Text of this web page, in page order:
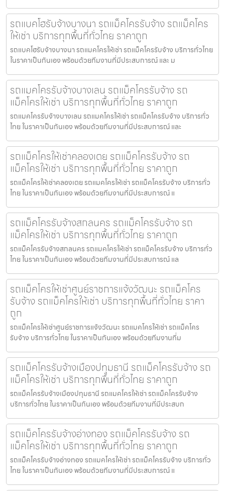
รถแบคโฮรับจ้างบางนา รถแม็คโครรับจ้าง รถแม็คโคร
ให้เช่า บริการทุกพื้นที่ทั่วไทย ราคาถูก
รถแบคโฮรับจ้างบางนา รถแมคโครให้เช่า รถแม็คโครรับจ้าง บริการทั่วไทย
ในราคาเป็นกันเอง พร้อมด้วยทีมงานที่มีประสบการณ์ และ ม
รถแมคโครรับจ้างบางเลน รถแม็คโครรับจ้าง รถ
แม็คโครให้เช่า บริการทุกพื้นที่ทั่วไทย ราคาถูก
รถแมคโครรับจ้างบางเลน รถแมคโครให้เช่า รถแม็คโครรับจ้าง บริการทั่ว
ไทย ในราคาเป็นกันเอง พร้อมด้วยทีมงานที่มีประสบการณ์ และ
รถแม็คโครให้เช่าคลองเตย รถแม็คโครรับจ้าง รถ
แม็คโครให้เช่า บริการทุกพื้นที่ทั่วไทย ราคาถูก
รถแม็คโครให้เช่าคลองเตย รถแมคโครให้เช่า รถแม็คโครรับจ้าง บริการทั่ว
ไทย ในราคาเป็นกันเอง พร้อมด้วยทีมงานที่มีประสบการณ์ แ
รถแม็คโครรับจ้างสกลนคร รถแม็คโครรับจ้าง รถ
แม็คโครให้เช่า บริการทุกพื้นที่ทั่วไทย ราคาถูก
รถแม็คโครรับจ้างสกลนคร รถแมคโครให้เช่า รถแม็คโครรับจ้าง บริการทั่ว
ไทย ในราคาเป็นกันเอง พร้อมด้วยทีมงานที่มีประสบการณ์ แล
รถแม็คโครให้เช่าศูนย์ราชการแจ้งวัฒนะ รถแม็คโคร
รับจ้าง รถแม็คโครให้เช่า บริการทุกพื้นที่ทั่วไทย ราคา
ถูก
รถแม็คโครให้เช่าศูนย์ราชการแจ้งวัฒนะ รถแมคโครให้เช่า รถแม็คโคร
รับจ้าง บริการทั่วไทย ในราคาเป็นกันเอง พร้อมด้วยทีมงานที่ม
รถแม็คโครรับจ้างเมืองปทุมธานี รถแม็คโครรับจ้าง รถ
แม็คโครให้เช่า บริการทุกพื้นที่ทั่วไทย ราคาถูก
รถแม็คโครรับจ้างเมืองปทุมธานี รถแมคโครให้เช่า รถแม็คโครรับจ้าง
บริการทั่วไทย ในราคาเป็นกันเอง พร้อมด้วยทีมงานที่มีประสบก
รถแม็คโครรับจ้างอ่างทอง รถแม็คโครรับจ้าง รถ
แม็คโครให้เช่า บริการทุกพื้นที่ทั่วไทย ราคาถูก
รถแม็คโครรับจ้างอ่างทอง รถแมคโครให้เช่า รถแม็คโครรับจ้าง บริการทั่ว
ไทย ในราคาเป็นกันเอง พร้อมด้วยทีมงานที่มีประสบการณ์ แ